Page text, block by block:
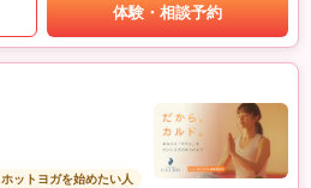
体験・相談予約
ホットヨガを始めたい人